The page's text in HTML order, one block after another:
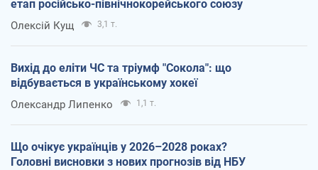
етап російсько-північнокорейського союзу
Олексій Кущ 3,1 т.
Вихід до еліти ЧС та тріумф "Сокола": що
відбувається в українському хокеї
Олександр Липенко 1,1 т.
Що очікує українців у 2026–2028 роках?
Головні висновки з нових прогнозів від НБУ